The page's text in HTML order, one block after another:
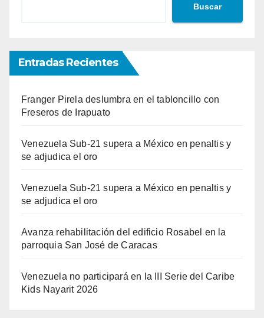
Buscar
Entradas Recientes
Franger Pirela deslumbra en el tabloncillo con
Freseros de Irapuato
Venezuela Sub-21 supera a México en penaltis y
se adjudica el oro
Venezuela Sub-21 supera a México en penaltis y
se adjudica el oro
Avanza rehabilitación del edificio Rosabel en la
parroquia San José de Caracas
Venezuela no participará en la III Serie del Caribe
Kids Nayarit 2026